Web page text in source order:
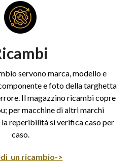
servono marca, modello e
e foto della targhetta
Il magazzino ricambi copre
per macchine di altri marchi
reperibilità si verifica caso per
caso.
un ricambio->